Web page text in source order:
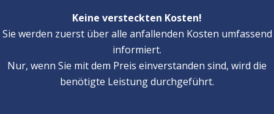
Keine versteckten Kosten!
Sie werden zuerst über alle anfallenden Kosten umfassend
informiert.
Nur, wenn Sie mit dem Preis einverstanden sind, wird die
benötigte Leistung durchgeführt.